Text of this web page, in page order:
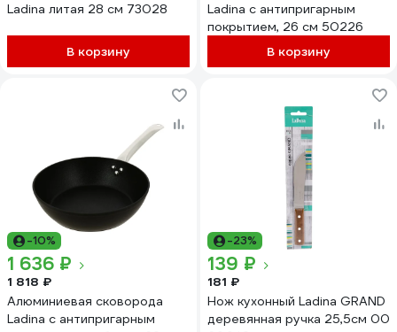
Ladina литая 28 см 73028
В корзину
Ladina с антипригарным
покрытием, 26 см 50226
В корзину
-10%
1 636 ₽
1 818 ₽
Алюминиевая сковорода
Ladina с антипригарным
-23%
139 ₽
181 ₽
Нож кухонный Ladina GRAND
деревянная ручка 25,5см 00